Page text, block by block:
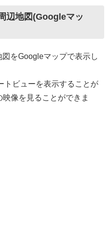
辺地図(Googleマッ
をGoogleマップで表示し
トビューを表示することが
像を見ることができま